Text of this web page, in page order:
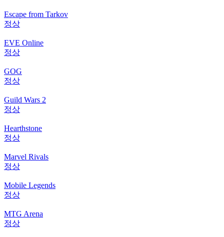
Escape from Tarkov
정상
EVE Online
정상
GOG
정상
Guild Wars 2
정상
Hearthstone
정상
Marvel Rivals
정상
Mobile Legends
정상
MTG Arena
정상